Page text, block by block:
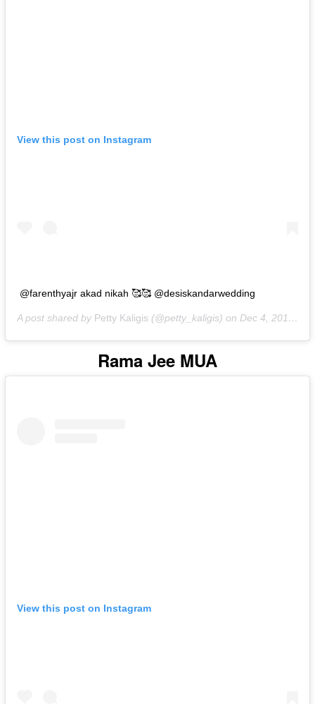
View this post on Instagram
@farenthyajr akad nikah 🥰🥰 @desiskandarwedding
A post shared by Petty Kaligis (@petty_kaligis) on Dec 4, 2019 at 3:31am PST
Rama Jee MUA
View this post on Instagram